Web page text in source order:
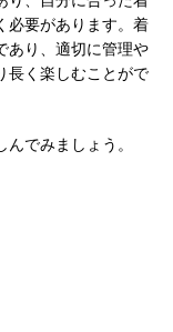
必要があります。着
あり、適切に管理や
長く楽しむことがで
でみましょう。